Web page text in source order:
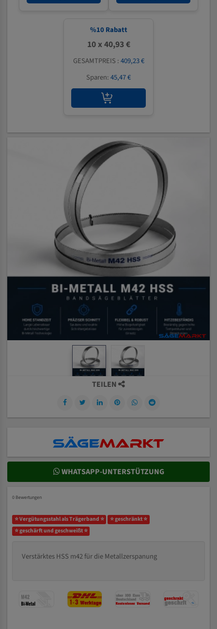
%10 Rabatt
10 x 40,93 €
GESAMTPREIS :409,23 €
Sparen:45,47 €
TEILEN
WHATSAPP-UNTERSTÜTZUNG
0 Bewertungen
⭐ Vergütungsstahl als Trägerband ⭐
⭐ geschränkt ⭐
⭐ geschärft und geschweißt ⭐
Verstärktes HSS m42 für die Metallzerspanung